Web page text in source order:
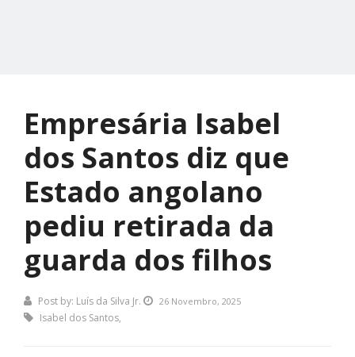
Empresária Isabel
dos Santos diz que
Estado angolano
pediu retirada da
guarda dos filhos
Post by: Luís da Silva Jr. 26 Novembro, 2025
Isabel dos Santos,